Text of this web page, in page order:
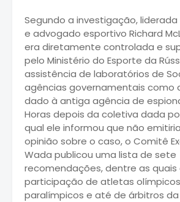
Segundo a investigação,
e advogado esportivo Richard
era diretamente controlada e
pelo Ministério do Esporte da
assistência de laboratórios de
agências governamentais como
dado à antiga agência de
Horas depois da coletiva dada
qual ele informou que não
opinião sobre o caso, o Comitê
Wada publicou uma lista de sete
recomendações, dentre as
participação de atletas
paralímpicos e até de árbitros da